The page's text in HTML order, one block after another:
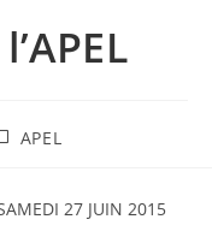
APEL
27 JUIN 2015